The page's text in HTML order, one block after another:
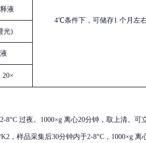
4℃条件下，可储存1 个月左
液
光)
20×
8°C 过夜。1000×g 离心20分钟，取上清。可
，样品采集后30分钟内于2-8°C，1000×g